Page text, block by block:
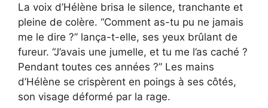
La voix d’Hélène brisa le silence, tranchante et
pleine de colère. “Comment as-tu pu ne jamais
me le dire ?” lança-t-elle, ses yeux brûlant de
fureur. “J’avais une jumelle, et tu me l’as caché ?
Pendant toutes ces années ?” Les mains
d’Hélène se crispèrent en poings à ses côtés,
son visage déformé par la rage.